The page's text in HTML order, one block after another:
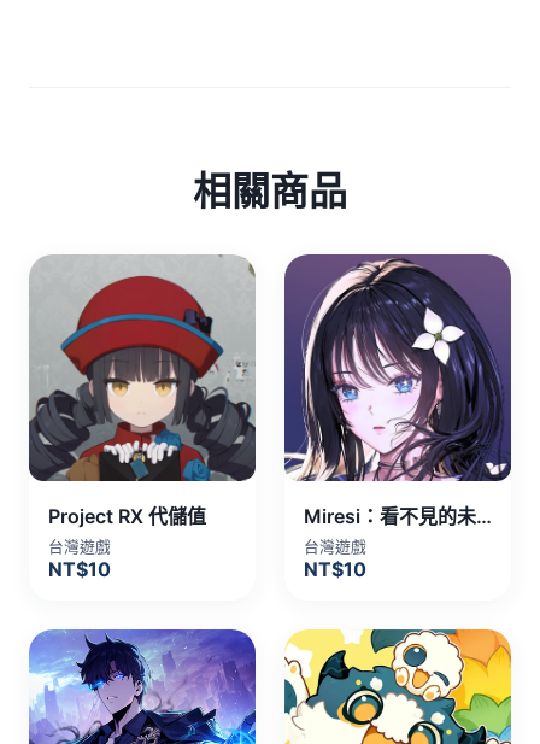
相關商品
Project RX 代儲值
台灣遊戲
NT$10
Miresi：看不見的未來 代儲值
台灣遊戲
NT$10